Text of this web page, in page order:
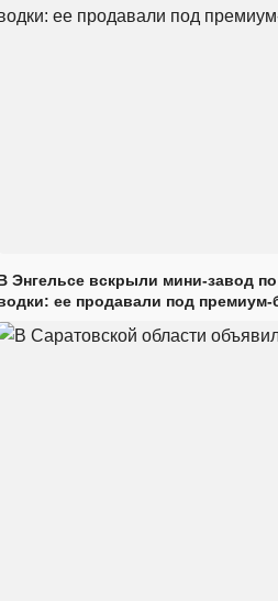
Энгельсе вскрыли мини-завод
ее продавали под